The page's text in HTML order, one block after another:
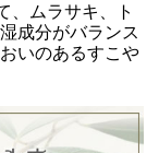
、ムラサキ、ト
成分がバランス
いのあるすこや